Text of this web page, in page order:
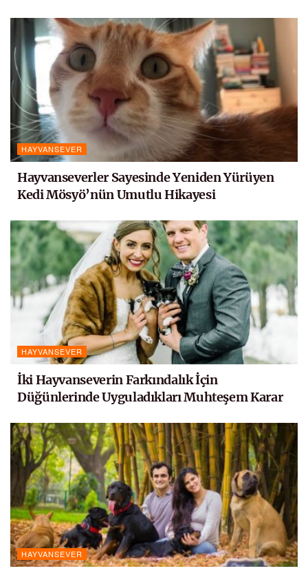
HAYVANSEVER
Hayvanseverler Sayesinde Yeniden Yürüyen
Kedi Mösyö’nün Umutlu Hikayesi
HAYVANSEVER
İki Hayvanseverin Farkındalık İçin
Düğünlerinde Uyguladıkları Muhteşem Karar
HAYVANSEVER